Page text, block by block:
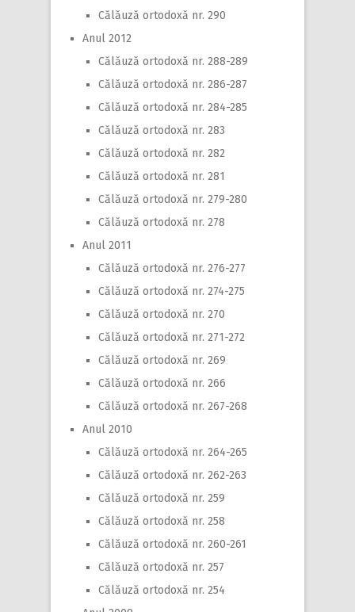
Călăuză ortodoxă nr. 290
Anul 2012
Călăuză ortodoxă nr. 288-289
Călăuză ortodoxă nr. 286-287
Călăuză ortodoxă nr. 284-285
Călăuză ortodoxă nr. 283
Călăuză ortodoxă nr. 282
Călăuză ortodoxă nr. 281
Călăuză ortodoxă nr. 279-280
Călăuză ortodoxă nr. 278
Anul 2011
Călăuză ortodoxă nr. 276-277
Călăuză ortodoxă nr. 274-275
Călăuză ortodoxă nr. 270
Călăuză ortodoxă nr. 271-272
Călăuză ortodoxă nr. 269
Călăuză ortodoxă nr. 266
Călăuză ortodoxă nr. 267-268
Anul 2010
Călăuză ortodoxă nr. 264-265
Călăuză ortodoxă nr. 262-263
Călăuză ortodoxă nr. 259
Călăuză ortodoxă nr. 258
Călăuză ortodoxă nr. 260-261
Călăuză ortodoxă nr. 257
Călăuză ortodoxă nr. 254